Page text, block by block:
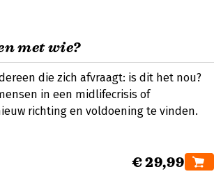
met wie?
die zich afvraagt: is dit het nou?
in een midlifecrisis of
richting en voldoening te vinden.
€ 29,99